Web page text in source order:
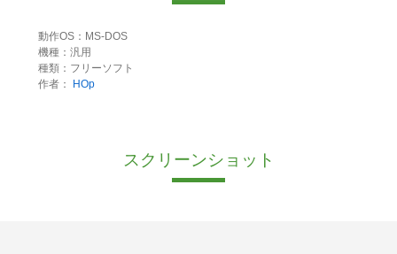
動作OS：MS-DOS
機種：汎用
種類：フリーソフト
作者：
HOp
スクリーンショット